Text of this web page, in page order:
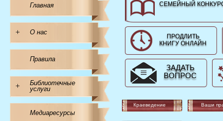
Главная
+ О нас
Правила
+
Библиотечные
услуги
Медиаресурсы
СЕМЕЙНЫЙ
ПРОДЛИТЬ
КНИГУ ОНЛАЙН
ЗАДАТЬ
ВОПРОС
Краеведение Ваши